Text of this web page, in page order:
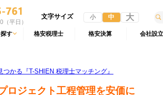
平日）
文字サイズ 小 中 大
す 格安税理士 格安決算 会社設立
かる『T-SHIEN 税理士マッチング』
ロジェクト工程管理を安価に